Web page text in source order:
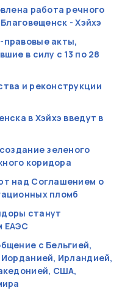
работа речного
- Хэйхэ
акты,
в силу с 13 по 28
и реконструкции
в Хэйхэ введут в
зеленого
коридора
над Соглашением о
пломб
станут
ЕАЭС
с Бельгией,
Ирландией,
США,